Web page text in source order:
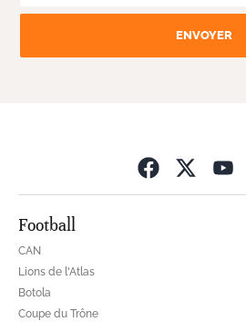
ENVOYER
Football
CAN
Lions de l'Atlas
Botola
Coupe du Trône